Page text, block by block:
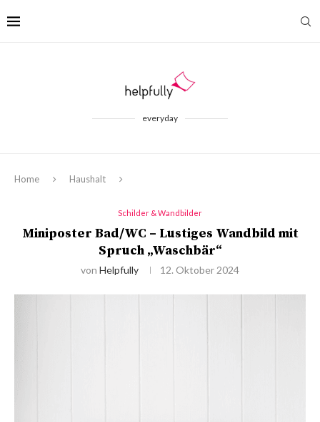
everyday
Home Haushalt
Schilder & Wandbilder
Miniposter Bad/WC – Lustiges Wandbild mit
Spruch „Waschbär“
von Helpfully 12. Oktober 2024